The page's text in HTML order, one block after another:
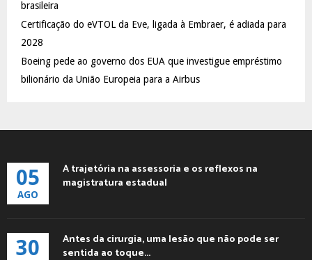
brasileira
Certificação do eVTOL da Eve, ligada à Embraer, é adiada para
2028
Boeing pede ao governo dos EUA que investigue empréstimo
bilionário da União Europeia para a Airbus
05
AGO
A trajetória na assessoria e os reflexos na
magistratura estadual
30
Antes da cirurgia, uma lesão que não pode ser
sentida ao toque...